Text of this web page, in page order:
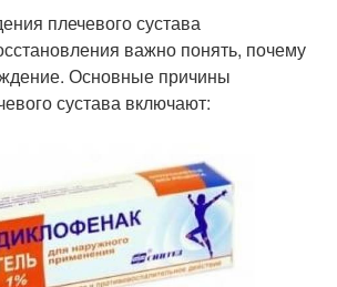
плечевого сустава
важно понять, почему
Основные причины
сустава включают: